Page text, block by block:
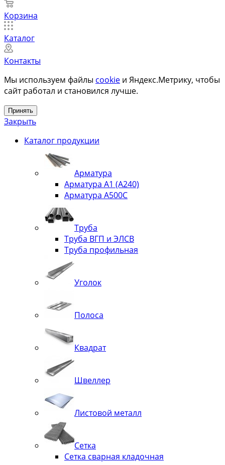
Корзина
Каталог
Контакты
Мы используем файлы cookie и Яндекс.Метрику, чтобы
сайт работал и становился лучше.
Принять
Закрыть
Каталог продукции
Арматура
Арматура А1 (А240)
Арматура А500С
Труба
Труба ВГП и ЭЛСВ
Труба профильная
Уголок
Полоса
Квадрат
Швеллер
Листовой металл
Сетка
Сетка сварная кладочная